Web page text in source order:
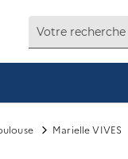
Marielle VIVES